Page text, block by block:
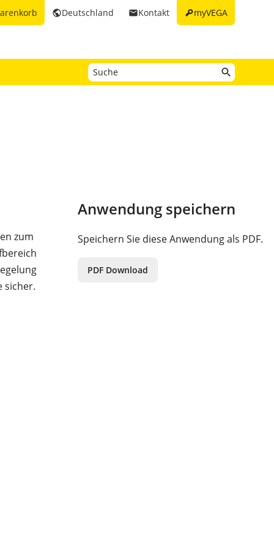
keymyVEGA
emailKontakt
publicDeutschland
zum
sicher.
Anwendung speichern
Speichern Sie diese Anwendung als PDF.
PDF Download